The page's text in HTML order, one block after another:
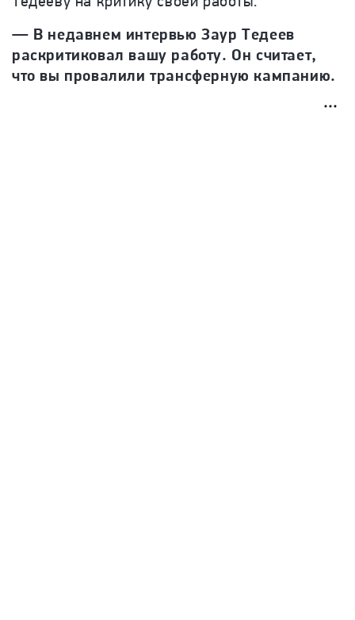
— В недавнем интервью Заур Тедеев
раскритиковал вашу работу. Он считает,
что вы провалили трансферную кампанию.